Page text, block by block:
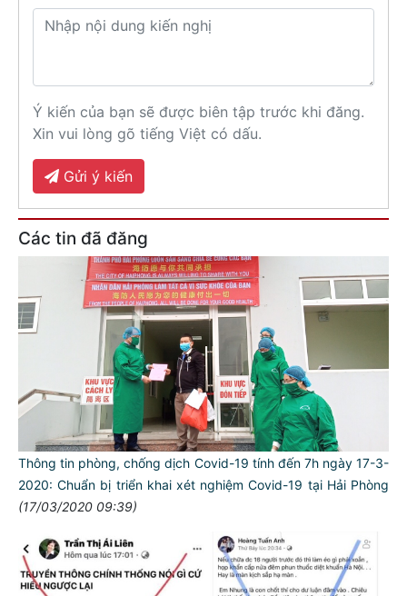
Ý kiến của bạn sẽ được biên tập trước khi đăng.
Xin vui lòng gõ tiếng Việt có dấu.
Gửi ý kiến
Các tin đã đăng
Thông tin phòng, chống dịch Covid-19 tính đến 7h ngày 17-3-
2020: Chuẩn bị triển khai xét nghiệm Covid-19 tại Hải Phòng
(17/03/2020 09:39)